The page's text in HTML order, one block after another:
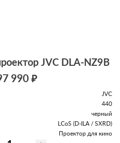
JVC DLA-NZ9B
990 ₽
JVC
440
черный
LCoS (D-ILA / SXRD)
Проектор для кино